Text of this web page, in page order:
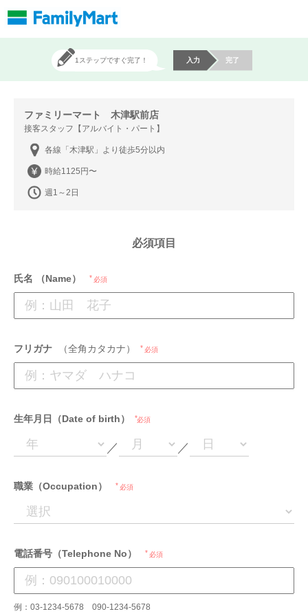
1ステップですぐ完了！ 入力 完了
ファミリーマート 木津駅前店
接客スタッフ【アルバイト・パート】
各線「木津駅」より徒歩5分以内
時給1125円〜
週1～2日
必須項目
氏名 （Name） 必須
フリガナ （全角カタカナ） 必須
生年月日（Date of birth） 必須
／ ／
職業（Occupation） 必須
電話番号（Telephone No） 必須
例：03-1234-5678 090-1234-5678